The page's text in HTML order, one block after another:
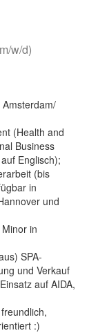
w/d)
(Health and
Business
Englisch);
(bis
in
und
in
SPA-
und Verkauf
auf AIDA,
:)